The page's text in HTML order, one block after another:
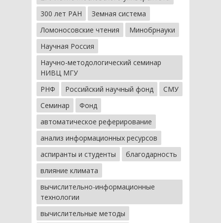
300 лет РАН
Земная система
Ломоносовские чтения
Минобрнауки
Научная Россия
Научно-методологический семинар
НИВЦ МГУ
РНФ
Российский научный фонд
СМУ
Семинар
Фонд
автоматическое реферирование
анализ информационных ресурсов
аспиранты и студенты
благодарность
влияние климата
вычислительно-информационные
технологии
вычислительные методы